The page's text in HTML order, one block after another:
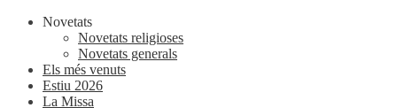
Novetats
Novetats religioses
Novetats generals
Els més venuts
Estiu 2026
La Missa